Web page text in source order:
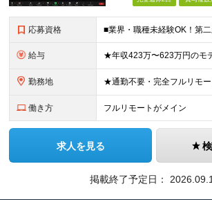
応募資格
給与
勤務地
働き方 フルリモートがメイン
求人を見る
掲載終了予定日：